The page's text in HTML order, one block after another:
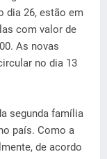
dia 26, estão em
com valor de
As novas
no dia 13
segunda família
país. Como a
de acordo